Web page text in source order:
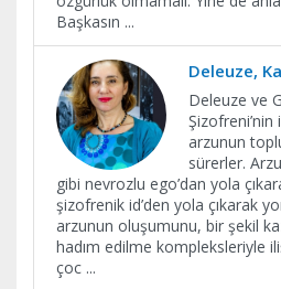
Başkasın ...
Deleuze,
Deleuze ve
Şizofreni’nin
arzunun
sürerler.
gibi nevrozlu ego’dan yola
şizofrenik id’den yola çıkarak
arzunun oluşumunu, bir şekil
hadım edilme kompleksleriyle
çoc ...